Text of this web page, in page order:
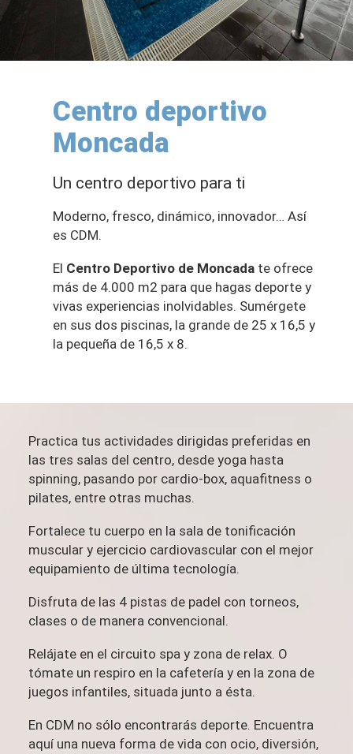
Centro deportivo
Moncada
Un centro deportivo para ti
Moderno, fresco, dinámico, innovador… Así
es CDM.
El Centro Deportivo de Moncada te ofrece
más de 4.000 m2 para que hagas deporte y
vivas experiencias inolvidables. Sumérgete
en sus dos piscinas, la grande de 25 x 16,5 y
la pequeña de 16,5 x 8.
Practica tus actividades dirigidas preferidas en
las tres salas del centro, desde yoga hasta
spinning, pasando por cardio-box, aquafitness o
pilates, entre otras muchas.
Fortalece tu cuerpo en la sala de tonificación
muscular y ejercicio cardiovascular con el mejor
equipamiento de última tecnología.
Disfruta de las 4 pistas de padel con torneos,
clases o de manera convencional.
Relájate en el circuito spa y zona de relax. O
tómate un respiro en la cafetería y en la zona de
juegos infantiles, situada junto a ésta.
En CDM no sólo encontrarás deporte. Encuentra
aquí una nueva forma de vida con ocio, diversión,